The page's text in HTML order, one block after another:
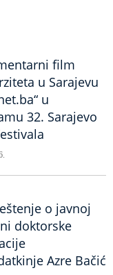
film
u Sarajevu
u
32. Sarajevo
o javnoj
doktorske
Azre Bačić